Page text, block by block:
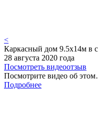
<
Каркасный дом 9.5х14м в
28 августа 2020 года
Посмотреть видеоотзыв
Посмотрите видео об
Подробнее